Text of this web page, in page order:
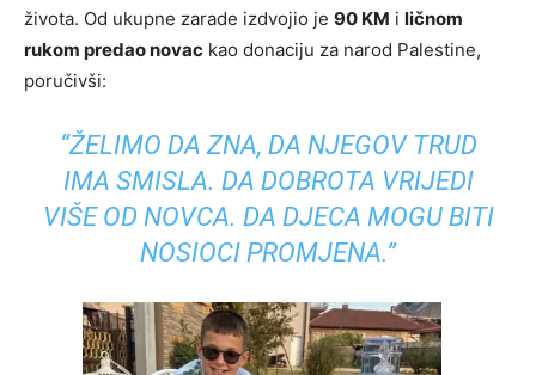
života. Od ukupne zarade izdvojio je 90 KM i ličnom
rukom predao novac kao donaciju za narod Palestine,
poručivši:
“ŽELIMO DA ZNA, DA NJEGOV TRUD
IMA SMISLA. DA DOBROTA VRIJEDI
VIŠE OD NOVCA. DA DJECA MOGU BITI
NOSIOCI PROMJENA.”